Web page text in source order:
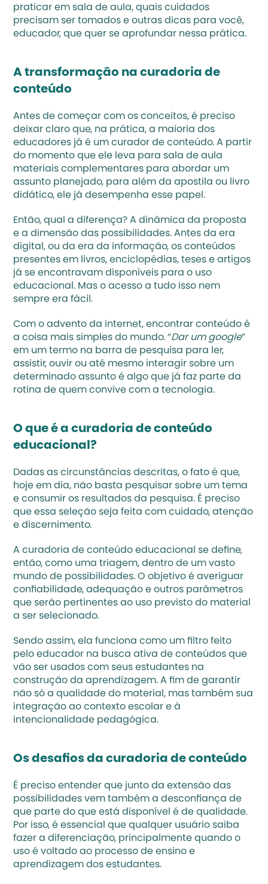
praticar em sala de aula, quais cuidados
precisam ser tomados e outras dicas para você,
educador, que quer se aprofundar nessa prática.
A transformação na curadoria de
conteúdo
Antes de começar com os conceitos, é preciso
deixar claro que, na prática, a maioria dos
educadores já é um curador de conteúdo. A partir
do momento que ele leva para sala de aula
materiais complementares para abordar um
assunto planejado, para além da apostila ou livro
didático, ele já desempenha esse papel.
Então, qual a diferença? A dinâmica da proposta
e a dimensão das possibilidades. Antes da era
digital, ou da era da informação, os conteúdos
presentes em livros, enciclopédias, teses e artigos
já se encontravam disponíveis para o uso
educacional. Mas o acesso a tudo isso nem
sempre era fácil.
Com o advento da internet, encontrar conteúdo é
a coisa mais simples do mundo. “Dar um google”
em um termo na barra de pesquisa para ler,
assistir, ouvir ou até mesmo interagir sobre um
determinado assunto é algo que já faz parte da
rotina de quem convive com a tecnologia.
O que é a curadoria de conteúdo
educacional?
Dadas as circunstâncias descritas, o fato é que,
hoje em dia, não basta pesquisar sobre um tema
e consumir os resultados da pesquisa. É preciso
que essa seleção seja feita com cuidado, atenção
e discernimento.
A curadoria de conteúdo educacional se define,
então, como uma triagem, dentro de um vasto
mundo de possibilidades. O objetivo é averiguar
confiabilidade, adequação e outros parâmetros
que serão pertinentes ao uso previsto do material
a ser selecionado.
Sendo assim, ela funciona como um filtro feito
pelo educador na busca ativa de conteúdos que
vão ser usados com seus estudantes na
construção da aprendizagem. A fim de garantir
não só a qualidade do material, mas também sua
integração ao contexto escolar e à
intencionalidade pedagógica.
Os desafios da curadoria de conteúdo
É preciso entender que junto da extensão das
possibilidades vem também a desconfiança de
que parte do que está disponível é de qualidade.
Por isso, é essencial que qualquer usuário saiba
fazer a diferenciação, principalmente quando o
uso é voltado ao processo de ensino e
aprendizagem dos estudantes.